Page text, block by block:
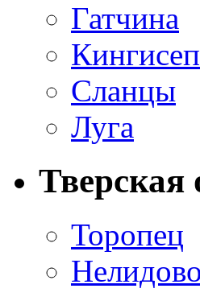
Гатчина
Сланцы
Луга
Тверская
Торопец
Нелидово